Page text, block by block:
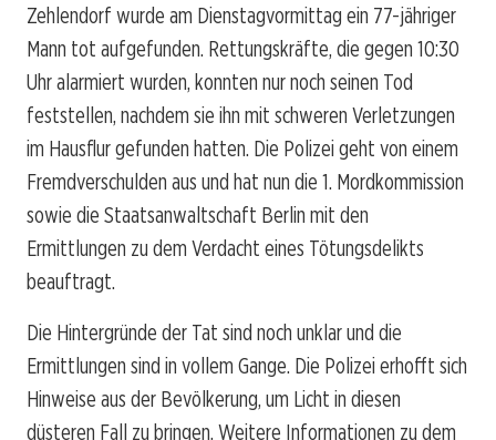
Zehlendorf wurde am Dienstagvormittag ein 77-jähriger
Mann tot aufgefunden. Rettungskräfte, die gegen 10:30
Uhr alarmiert wurden, konnten nur noch seinen Tod
feststellen, nachdem sie ihn mit schweren Verletzungen
im Hausflur gefunden hatten. Die Polizei geht von einem
Fremdverschulden aus und hat nun die 1. Mordkommission
sowie die Staatsanwaltschaft Berlin mit den
Ermittlungen zu dem Verdacht eines Tötungsdelikts
beauftragt.
Die Hintergründe der Tat sind noch unklar und die
Ermittlungen sind in vollem Gange. Die Polizei erhofft sich
Hinweise aus der Bevölkerung, um Licht in diesen
düsteren Fall zu bringen. Weitere Informationen zu dem